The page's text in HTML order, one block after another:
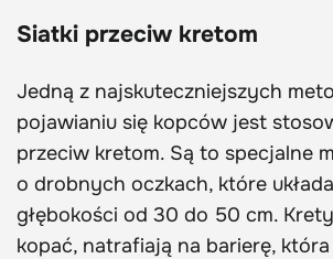
Siatki przeciw kretom
Jedną z najskuteczniejszych
pojawianiu się kopców jest
przeciw kretom. Są to specjalne
o drobnych oczkach, które
głębokości od 30 do 50 cm.
kopać, natrafiają na barierę,